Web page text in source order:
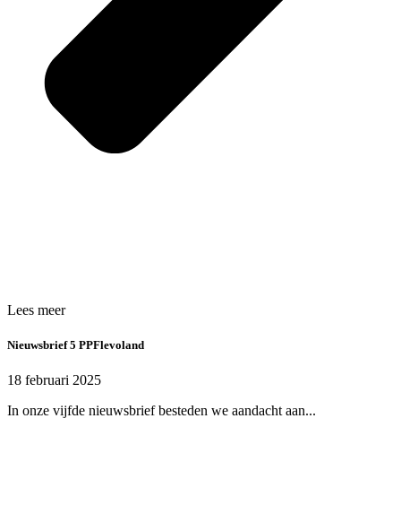
Lees meer
Nieuwsbrief 5 PPFlevoland
18 februari 2025
In onze vijfde nieuwsbrief besteden we aandacht aan...